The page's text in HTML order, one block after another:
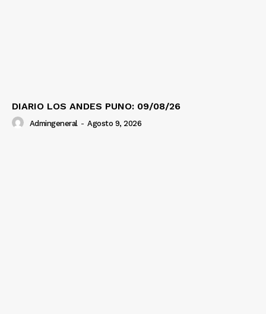
DIARIO LOS ANDES PUNO: 09/08/26
Admingeneral - Agosto 9, 2026